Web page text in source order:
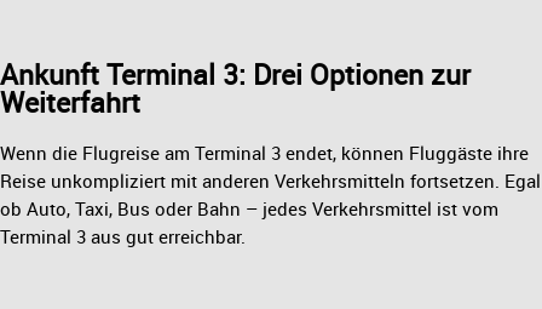
Ankunft Terminal 3: Drei Optionen zur
Weiterfahrt
Wenn die Flugreise am Terminal 3 endet, können Fluggäste ihre
Reise unkompliziert mit anderen Verkehrsmitteln fortsetzen. Egal
ob Auto, Taxi, Bus oder Bahn – jedes Verkehrsmittel ist vom
Terminal 3 aus gut erreichbar.